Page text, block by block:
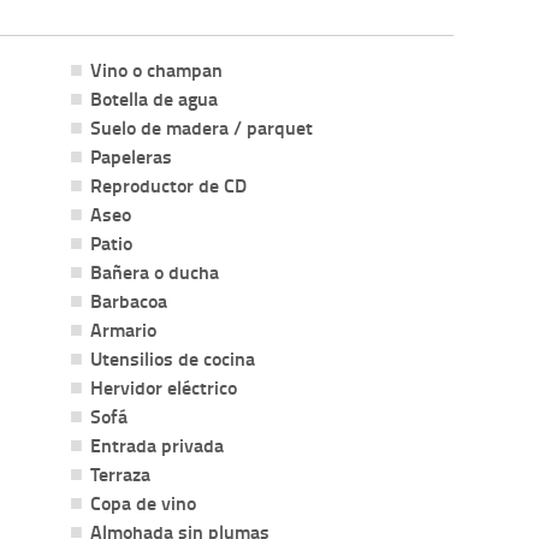
Vino o champan
Botella de agua
Suelo de madera / parquet
Papeleras
Reproductor de CD
Aseo
Patio
Bañera o ducha
Barbacoa
Armario
Utensilios de cocina
Hervidor eléctrico
Sofá
Entrada privada
Terraza
Copa de vino
Almohada sin plumas